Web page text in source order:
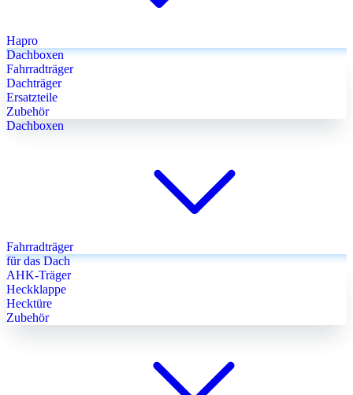
Hapro
Dachboxen
Fahrradträger
Dachträger
Ersatzteile
Zubehör
Dachboxen
Fahrradträger
für das Dach
AHK-Träger
Heckklappe
Hecktüre
Zubehör